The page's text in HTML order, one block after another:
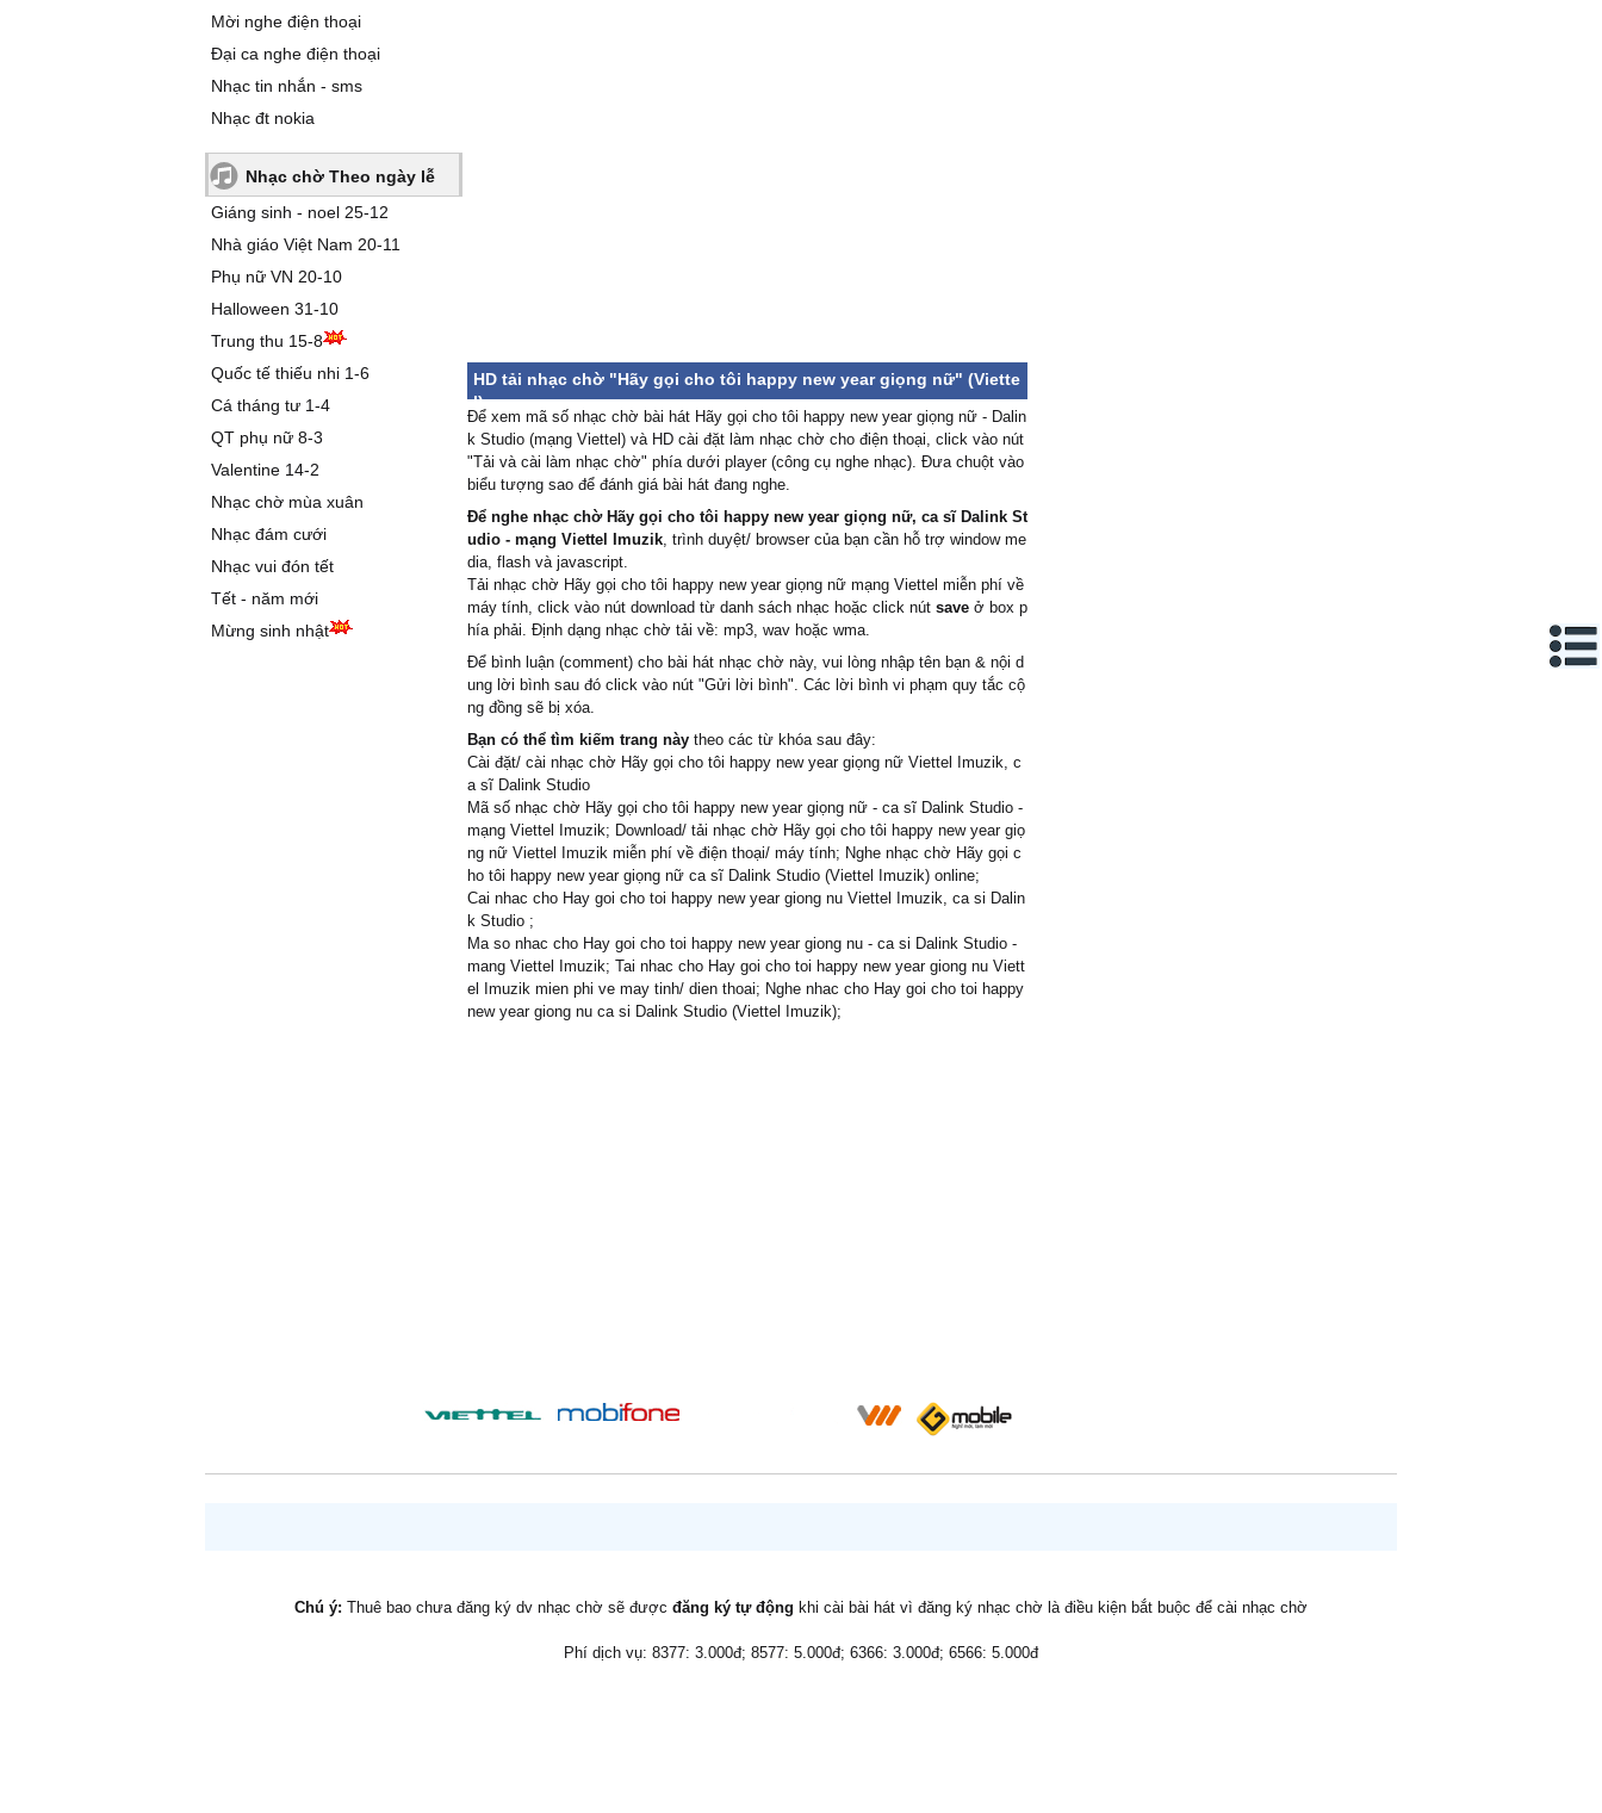
Mời nghe điện thoại
Đại ca nghe điện thoại
Nhạc tin nhắn - sms
Nhạc đt nokia
Nhạc chờ Theo ngày lễ
Giáng sinh - noel 25-12
Nhà giáo Việt Nam 20-11
Phụ nữ VN 20-10
Halloween 31-10
Trung thu 15-8
Quốc tế thiếu nhi 1-6
Cá tháng tư 1-4
QT phụ nữ 8-3
Valentine 14-2
Nhạc chờ mùa xuân
Nhạc đám cưới
Nhạc vui đón tết
Tết - năm mới
Mừng sinh nhật
HD tải nhạc chờ "Hãy gọi cho tôi happy new year giọng nữ" (Viette
l)
Để xem mã số nhạc chờ bài hát Hãy gọi cho tôi happy new year giọng nữ - Dalin
k Studio (mạng Viettel) và HD cài đặt làm nhạc chờ cho điện thoại, click vào nút
"Tải và cài làm nhạc chờ" phía dưới player (công cụ nghe nhạc). Đưa chuột vào
biểu tượng sao để đánh giá bài hát đang nghe.
Để nghe nhạc chờ Hãy gọi cho tôi happy new year giọng nữ, ca sĩ Dalink St
udio - mạng Viettel Imuzik, trình duyệt/ browser của bạn cần hỗ trợ window me
dia, flash và javascript.
Tải nhạc chờ Hãy gọi cho tôi happy new year giọng nữ mạng Viettel miễn phí về
máy tính, click vào nút download từ danh sách nhạc hoặc click nút save ở box p
hía phải. Định dạng nhạc chờ tải về: mp3, wav hoặc wma.
Để bình luận (comment) cho bài hát nhạc chờ này, vui lòng nhập tên bạn & nội d
ung lời bình sau đó click vào nút "Gửi lời bình". Các lời bình vi phạm quy tắc cộ
ng đồng sẽ bị xóa.
Bạn có thể tìm kiếm trang này theo các từ khóa sau đây:
Cài đặt/ cài nhạc chờ Hãy gọi cho tôi happy new year giọng nữ Viettel Imuzik, c
a sĩ Dalink Studio
Mã số nhạc chờ Hãy gọi cho tôi happy new year giọng nữ - ca sĩ Dalink Studio -
mạng Viettel Imuzik; Download/ tải nhạc chờ Hãy gọi cho tôi happy new year giọ
ng nữ Viettel Imuzik miễn phí về điện thoại/ máy tính; Nghe nhạc chờ Hãy gọi c
ho tôi happy new year giọng nữ ca sĩ Dalink Studio (Viettel Imuzik) online;
Cai nhac cho Hay goi cho toi happy new year giong nu Viettel Imuzik, ca si Dalin
k Studio ;
Ma so nhac cho Hay goi cho toi happy new year giong nu - ca si Dalink Studio -
mang Viettel Imuzik; Tai nhac cho Hay goi cho toi happy new year giong nu Viett
el Imuzik mien phi ve may tinh/ dien thoai; Nghe nhac cho Hay goi cho toi happy
new year giong nu ca si Dalink Studio (Viettel Imuzik);
Chú ý: Thuê bao chưa đăng ký dv nhạc chờ sẽ được đăng ký tự động khi cài bài hát vì đăng ký nhạc chờ là điều kiện bắt buộc để cài nhạc chờ
Phí dịch vụ: 8377: 3.000đ; 8577: 5.000đ; 6366: 3.000đ; 6566: 5.000đ